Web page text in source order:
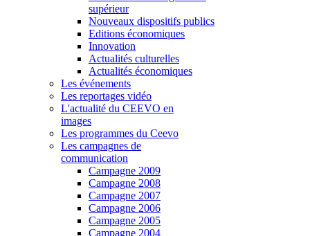
supérieur
Nouveaux dispositifs publics
Editions économiques
Innovation
Actualités culturelles
Actualités économiques
Les événements
Les reportages vidéo
L'actualité du CEEVO en
images
Les programmes du Ceevo
Les campagnes de
communication
Campagne 2009
Campagne 2008
Campagne 2007
Campagne 2006
Campagne 2005
Campagne 2004